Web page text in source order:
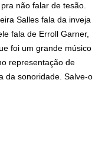
não falar de tesão.
Salles fala da inveja
fala de Erroll Garner,
foi um grande músico
representação de
da sonoridade. Salve-o